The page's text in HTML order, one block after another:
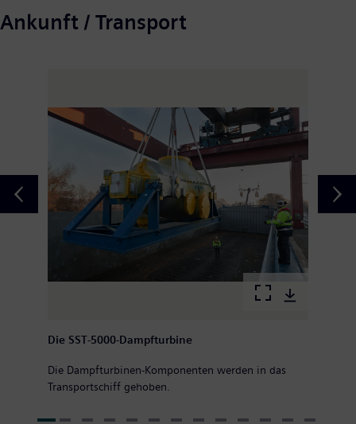
Ankunft / Transport
Die SST-5000-Dampfturbine
Die Dampfturbinen-Komponenten werden in das
Transportschiff gehoben.